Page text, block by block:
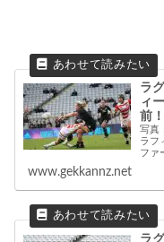
ラ
ィ
前
写真
ラフ
ファ
フ
う
www.gekkannz.net
ラ